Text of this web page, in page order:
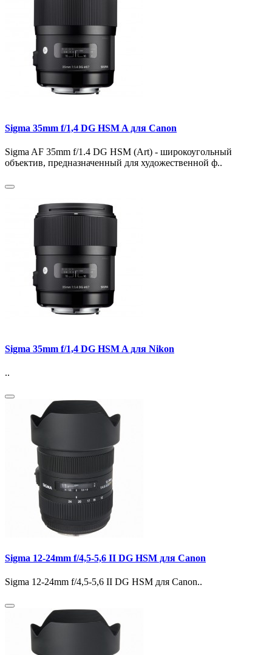
Sigma 35mm f/1,4 DG HSM A для Canon
Sigma AF 35mm f/1.4 DG HSM (Art) - широкоугольный
объектив, предназначенный для художественной ф..
Sigma 35mm f/1,4 DG HSM A для Nikon
..
Sigma 12-24mm f/4,5-5,6 II DG HSM для Canon
Sigma 12-24mm f/4,5-5,6 II DG HSM для Canon..